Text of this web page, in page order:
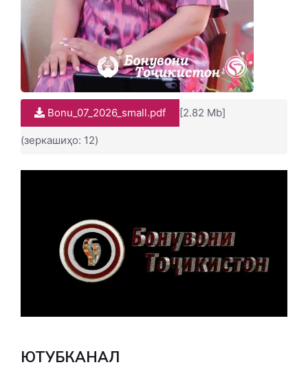
Bonu_07_2026_small.pdf [2.82 Mb]
(зеркашиҳо: 12)
ЮТУБКАНАЛ